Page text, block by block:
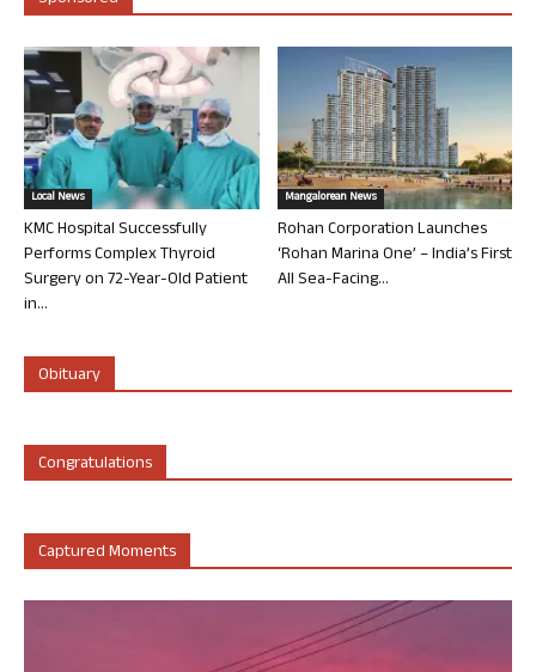
Local News
KMC Hospital Successfully
Performs Complex Thyroid
Surgery on 72-Year-Old Patient
in...
Mangalorean News
Rohan Corporation Launches
‘Rohan Marina One’ – India’s First
All Sea-Facing...
Obituary
Congratulations
Captured Moments